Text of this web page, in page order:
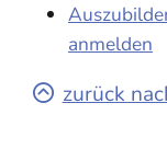
anmelden
zurück